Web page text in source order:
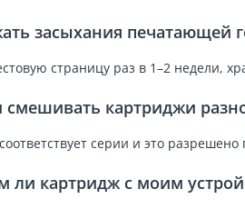
засыхания печатающей
страницу раз в 1–2 недели,
картриджи
серии и это
ли картридж с моим